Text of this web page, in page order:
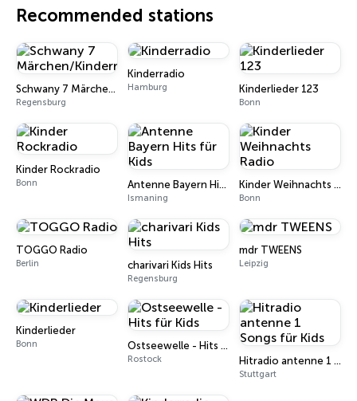
Recommended stations
Schwany 7 Märchen/Kinderradio
Regensburg
Kinderradio
Hamburg Kinderlieder 123
Bonn
Kinder Rockradio
Bonn Antenne Bayern Hits für Kids
Ismaning
Kinder Weihnachts Radio
Bonn
TOGGO Radio
Berlin charivari Kids Hits
Regensburg
mdr TWEENS
Leipzig
Kinderlieder
Bonn Ostseewelle - Hits für Kids
Rostock Hitradio antenne 1 Songs für Kids
Stuttgart